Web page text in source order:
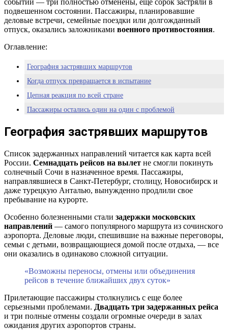
подвешенном состоянии. Пассажиры, планировавшие
деловые встречи, семейные поездки или долгожданный
отпуск, оказались заложниками военного противостояния.
Оглавление:
География застрявших маршрутов
Когда отпуск превращается в испытание
Цепная реакция по всей стране
Пассажиры остались один на один с проблемой
География застрявших маршрутов
Список задержанных направлений читается как карта всей
России. Семнадцать рейсов на вылет не смогли покинуть
солнечный Сочи в назначенное время. Пассажиры,
направлявшиеся в Санкт-Петербург, столицу, Новосибирск и
даже турецкую Анталью, вынужденно продлили свое
пребывание на курорте.
Особенно болезненными стали задержки московских
направлений — самого популярного маршрута из сочинского
аэропорта. Деловые люди, спешившие на важные переговоры,
семьи с детьми, возвращающиеся домой после отдыха, — все
они оказались в одинаково сложной ситуации.
«Возможны переносы, отмены или объединения
рейсов в течение ближайших двух суток»
Прилетающие пассажиры столкнулись с еще более
серьезными проблемами. Двадцать три задержанных рейса
и три полные отмены создали огромные очереди в залах
ожидания других аэропортов страны.